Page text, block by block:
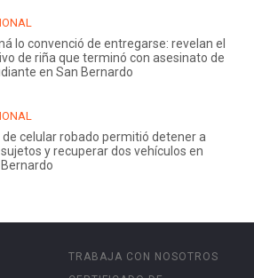
lo convenció de entregarse: revelan el
de riña que terminó con asesinato de
en San Bernardo
de celular robado permitió detener a
y recuperar dos vehículos en
TRABAJA CON NOSOTROS